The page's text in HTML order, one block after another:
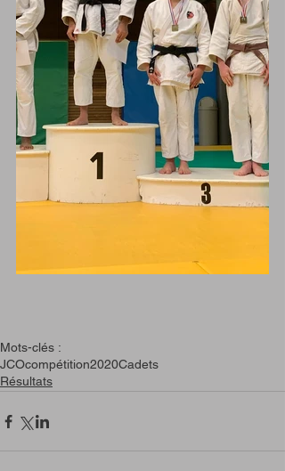
Mots-clés :
JCOcompétition2020Cadets
Résultats